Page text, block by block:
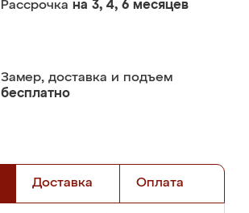
Рассрочка на 3, 4, 6 месяцев
Замер, доставка и подъем
бесплатно
Доставка Оплата